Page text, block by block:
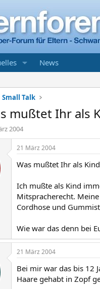
News
Small Talk
mußtet Ihr als
2004
21 März 2004
Was mußtet Ihr als
Ich mußte als Kind
Mitspracherecht.
Cordhose und
Wie war das denn bei
21 März 2004
Bei mir war das bis 12
Haare gehabt in Zopf